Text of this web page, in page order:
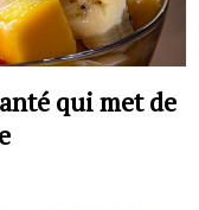
qui met de